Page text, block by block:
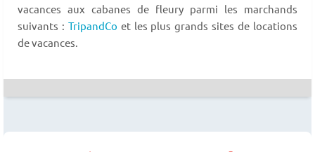
vacances aux cabanes de fleury parmi les marchands
suivants : TripandCo et les plus grands sites de locations
de vacances.